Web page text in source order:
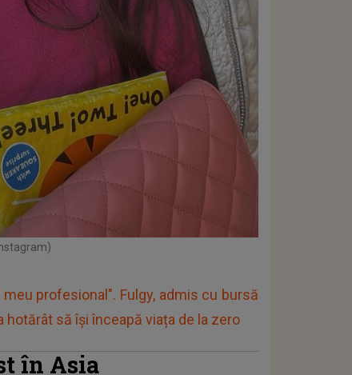
profesional". Fulgy, admis cu bursă
hotărât să își înceapă viața de la zero
în Asia